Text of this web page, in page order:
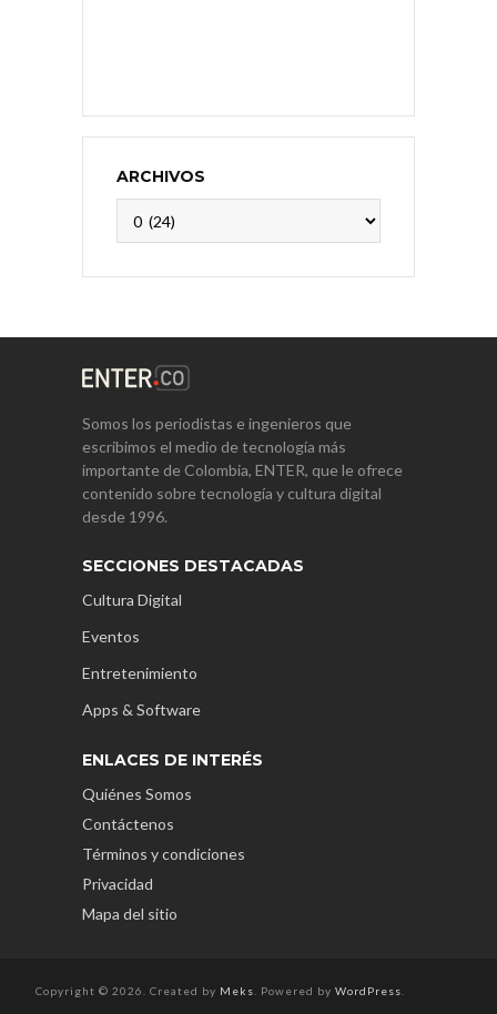
ARCHIVOS
Somos los periodistas e ingenieros que
escribimos el medio de tecnología más
importante de Colombia, ENTER, que le ofrece
contenido sobre tecnología y cultura digital
desde 1996.
SECCIONES DESTACADAS
Cultura Digital
Eventos
Entretenimiento
Apps & Software
ENLACES DE INTERÉS
Quiénes Somos
Contáctenos
Términos y condiciones
Privacidad
Mapa del sitio
Copyright © 2026. Created by Meks . Powered by WordPress